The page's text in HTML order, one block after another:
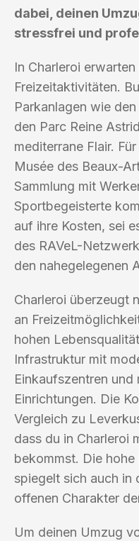
dabei, deinen
stressfrei und
In Charleroi
Freizeitaktivitäten.
Parkanlagen wie
den Parc Reine
mediterrane Flair.
Musée des Beaux-
Sammlung mit
Sportbegeisterte
auf ihre Kosten, sei
des RAVeL-
den nahegelegenen
Charleroi überzeugt
an
hohen
Infrastruktur mit
Einkaufszentren und
Einrichtungen. Die
Vergleich zu
dass du in Charleroi
bekommst. Die
spiegelt sich auch in
offenen Charakter
Um deinen Umzug